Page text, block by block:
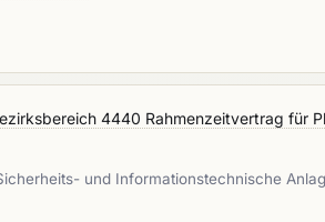
4440 Rahmenzeitvertrag für
und Informationstechnische